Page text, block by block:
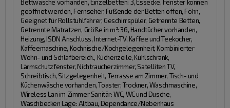
Bettwäsche vorhanden, Einzelbetten: 3, Essecke, Fenster können
geöffnet werden, Fernseher, Fußende der Betten offen, Föhn,
Geeignet für Rollstuhlfahrer, Geschirrspüler, Getrennte Betten,
Getrennte Matratzen, Größe in m²: 36, Handtücher vorhanden,
Heizung, ISDN Anschluss, Internet-TV, Kaffee und Teekocher,
Kaffeemaschine, Kochnische/Kochgelegenheit, Kombinierter
Wohn- und Schlafbereich., Küchenzeile, Kühlschrank,
Lärmschutzfenster, Nichtraucherzimmer, Satelliten TV,
Schreibtisch, Sitzgelegenheit, Terrasse am Zimmer, Tisch- und
Küchenwäsche vorhanden, Toaster, Trockner, Waschmaschine,
Wireless Lan im ZimmerSanitär:WC, WC und Dusche,
Waschbecken Lage: Altbau, Dependance/Nebenhaus